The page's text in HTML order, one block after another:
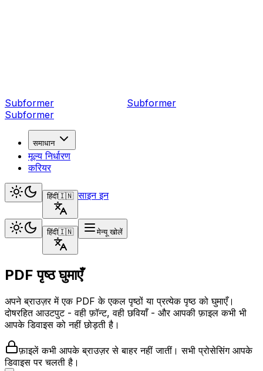
Subformer Subformer
Subformer
समाधान
मूल्य निर्धारण
करियर
हिंदी🇮🇳 साइन इन
हिंदी🇮🇳 मेन्यू खोलें
PDF पृष्ठ घुमाएँ
अपने ब्राउज़र में एक PDF के एकल पृष्ठों या प्रत्येक पृष्ठ को घुमाएँ।
दोषरहित आउटपुट - वही फ़ॉन्ट, वही छवियाँ - और आपकी फ़ाइल कभी भी
आपके डिवाइस को नहीं छोड़ती है।
फ़ाइलें कभी आपके ब्राउज़र से बाहर नहीं जातीं। सभी प्रोसेसिंग आपके
डिवाइस पर चलती है।